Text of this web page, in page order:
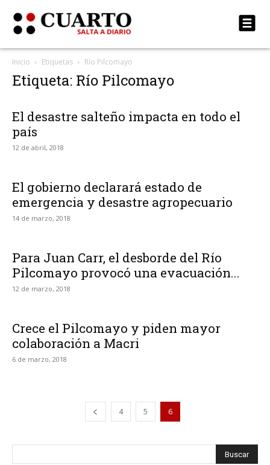
Inicio Etiquetas Río Pilcomayo
Etiqueta: Río Pilcomayo
El desastre salteño impacta en todo el
país
12 de abril, 2018
El gobierno declarará estado de
emergencia y desastre agropecuario
14 de marzo, 2018
Para Juan Carr, el desborde del Río
Pilcomayo provocó una evacuación...
12 de marzo, 2018
Crece el Pilcomayo y piden mayor
colaboración a Macri
6 de marzo, 2018
4 5 6